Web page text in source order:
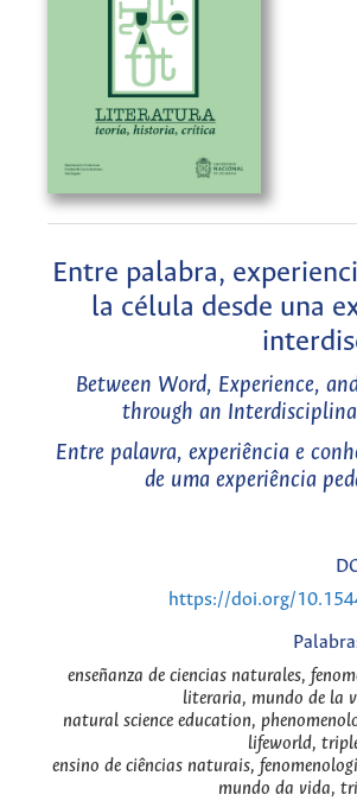
Entre palabra,
la célula desde una
Between Word, Experience,
through an
Entre palavra, experiência e
de uma experiência
https://doi.org/
enseñanza de ciencias naturales,
literaria, mundo de la
natural science education,
lifeworld,
ensino de ciências naturais,
mundo da vida,